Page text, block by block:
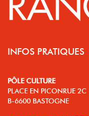
INFOS PRATIQUES
PÔLE CULTURE
PLACE EN PICONRUE 2C
B-6600 BASTOGNE